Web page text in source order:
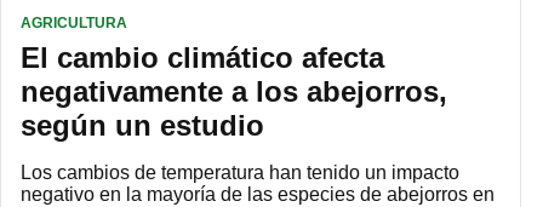
AGRICULTURA
El cambio climático afecta
negativamente a los abejorros,
según un estudio
Los cambios de temperatura han tenido un impacto
negativo en la mayoría de las especies de abejorros en